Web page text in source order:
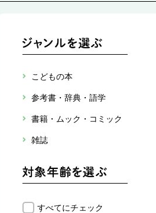
こどもの本
参考書・辞典・語学
書籍・ムック・コミック
雑誌
すべてにチェック